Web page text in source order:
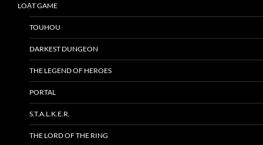
LOẠT GAME
TOUHOU
DARKEST DUNGEON
THE LEGEND OF HEROES
PORTAL
S.T.A.L.K.E.R.
THE LORD OF THE RING